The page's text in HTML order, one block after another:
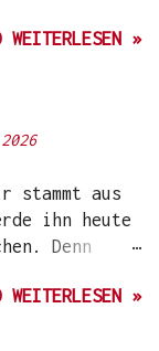
wo ich
dürften
Ari hat auf
das
der
WEITERLESEN »
stammt aus
ihn heute
Denn
Auf dem
WEITERLESEN »